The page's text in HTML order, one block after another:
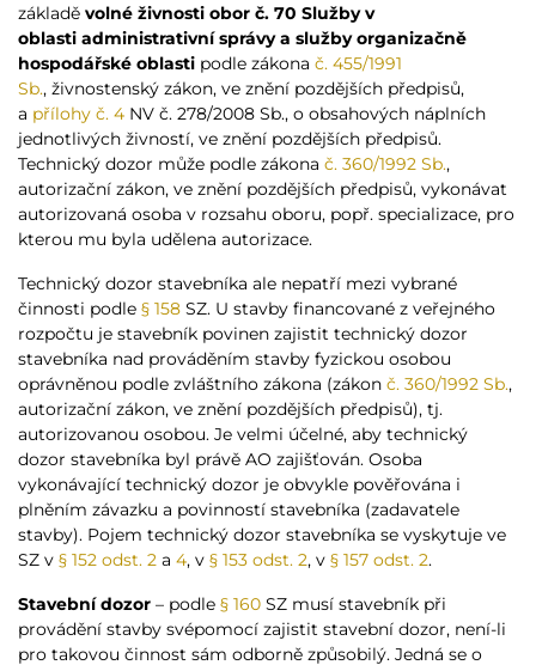
základě volné živnosti obor č. 70 Služby v
oblasti administrativní správy a služby organizačně
hospodářské oblasti podle zákona č. 455/1991
Sb., živnostenský zákon, ve znění pozdějších předpisů,
a přílohy č. 4 NV č. 278/2008 Sb., o obsahových náplních
jednotlivých živností, ve znění pozdějších předpisů.
Technický dozor může podle zákona č. 360/1992 Sb.,
autorizační zákon, ve znění pozdějších předpisů, vykonávat
autorizovaná osoba v rozsahu oboru, popř. specializace, pro
kterou mu byla udělena autorizace.
Technický dozor stavebníka ale nepatří mezi vybrané
činnosti podle § 158 SZ. U stavby financované z veřejného
rozpočtu je stavebník povinen zajistit technický dozor
stavebníka nad prováděním stavby fyzickou osobou
oprávněnou podle zvláštního zákona (zákon č. 360/1992 Sb.,
autorizační zákon, ve znění pozdějších předpisů), tj.
autorizovanou osobou. Je velmi účelné, aby technický
dozor stavebníka byl právě AO zajišťován. Osoba
vykonávající technický dozor je obvykle pověřována i
plněním závazku a povinností stavebníka (zadavatele
stavby). Pojem technický dozor stavebníka se vyskytuje ve
SZ v § 152 odst. 2 a 4, v § 153 odst. 2, v § 157 odst. 2.
Stavební dozor – podle § 160 SZ musí stavebník při
provádění stavby svépomocí zajistit stavební dozor, není-li
pro takovou činnost sám odborně způsobilý. Jedná se o